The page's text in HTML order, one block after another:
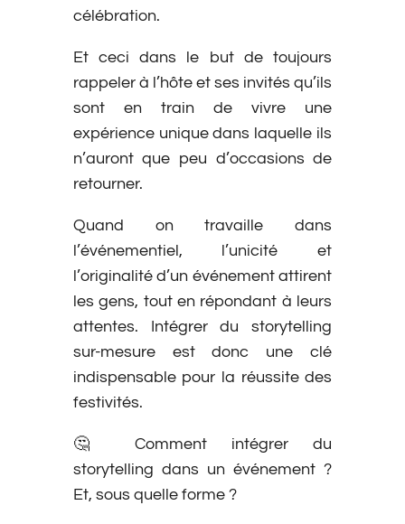
célébration.
Et ceci dans le but de toujours
rappeler à l’hôte et ses invités qu’ils
sont en train de vivre une
expérience unique dans laquelle ils
n’auront que peu d’occasions de
retourner.
Quand on travaille dans
l’événementiel, l’unicité et
l’originalité d’un événement attirent
les gens, tout en répondant à leurs
attentes. Intégrer du storytelling
sur-mesure est donc une clé
indispensable pour la réussite des
festivités.
🤔 Comment intégrer du
storytelling dans un événement ?
Et, sous quelle forme ?